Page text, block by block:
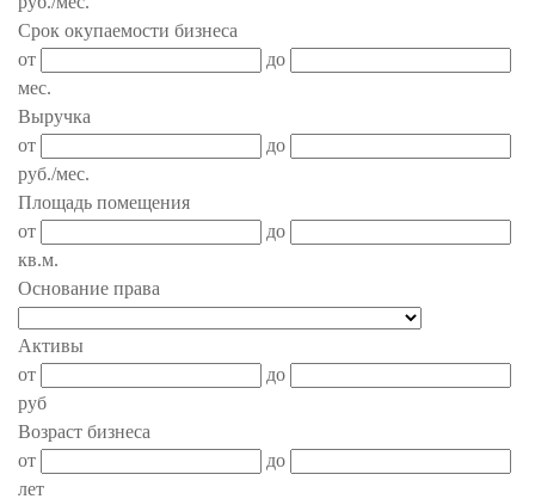
Срок окупаемости бизнеса
от
до
мес.
Выручка
от
до
руб./мес.
Площадь помещения
от
до
кв.м.
Основание права
Активы
от
до
руб
Возраст бизнеса
от
до
лет